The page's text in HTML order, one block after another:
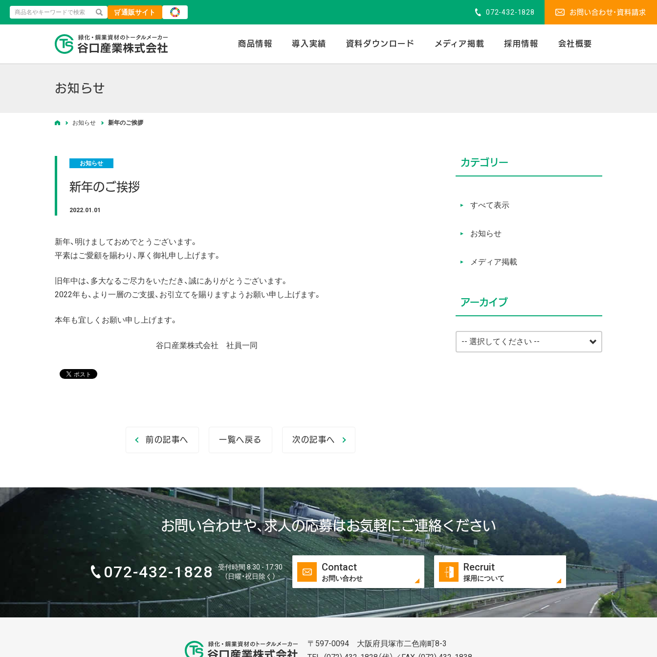
検索 通販サイト 072-432-1828 お問い合わせ・資料請求
緑化・鋼業資材のトータルメーカー | 谷口産業株式会社
商品情報 導入実績 資料ダウンロード メディア掲載 採用情報 会社概要
お知らせ
ホームお知らせ 新年のご挨拶
お知らせ
新年のご挨拶
2022.01.01
新年、明けましておめでとうございます。
平素はご愛顧を賜わり、厚く御礼申し上げます。
旧年中は、多大なるご尽力をいただき、誠にありがとうございます。
2022年も、より一層のご支援、お引立てを賜りますようお願い申し上げます。
本年も宜しくお願い申し上げます。
谷口産業株式会社 社員一同
前の記事へ 一覧へ戻る 次の記事へ
カテゴリー
すべて表示
お知らせ
メディア掲載
アーカイブ
お問い合わせや、求人の応募はお気軽にご連絡ください
072-432-1828
受付時間 8:30 - 17:30
（日曜・祝日除く）
Contact
お問い合わせ
Recruit
採用について
谷口株式株式会社会社
〒597-0094 大阪府貝塚市二色南町8-3